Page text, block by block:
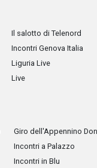
Il salotto di Telenord
Incontri Genova Italia
Liguria Live
Live
Giro dell'Appennino
Incontri a Palazzo
Incontri in Blu